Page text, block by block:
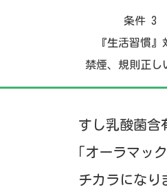
条件 3
『生活習慣』
禁煙、規則正し
すし乳酸菌含
「オーラマッ
チカラになり